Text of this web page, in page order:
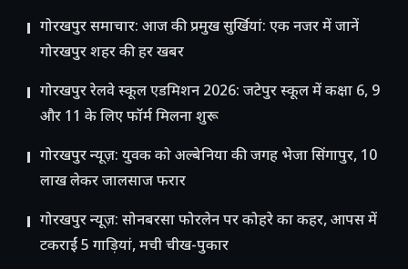
गोरखपुर समाचार: आज की प्रमुख सुर्खियां: एक नजर में जानें
गोरखपुर शहर की हर खबर
गोरखपुर रेलवे स्कूल एडमिशन 2026: जटेपुर स्कूल में कक्षा 6, 9
और 11 के लिए फॉर्म मिलना शुरू
गोरखपुर न्यूज़: युवक को अल्बेनिया की जगह भेजा सिंगापुर, 10
लाख लेकर जालसाज फरार
गोरखपुर न्यूज़: सोनबरसा फोरलेन पर कोहरे का कहर, आपस में
टकराईं 5 गाड़ियां, मची चीख-पुकार